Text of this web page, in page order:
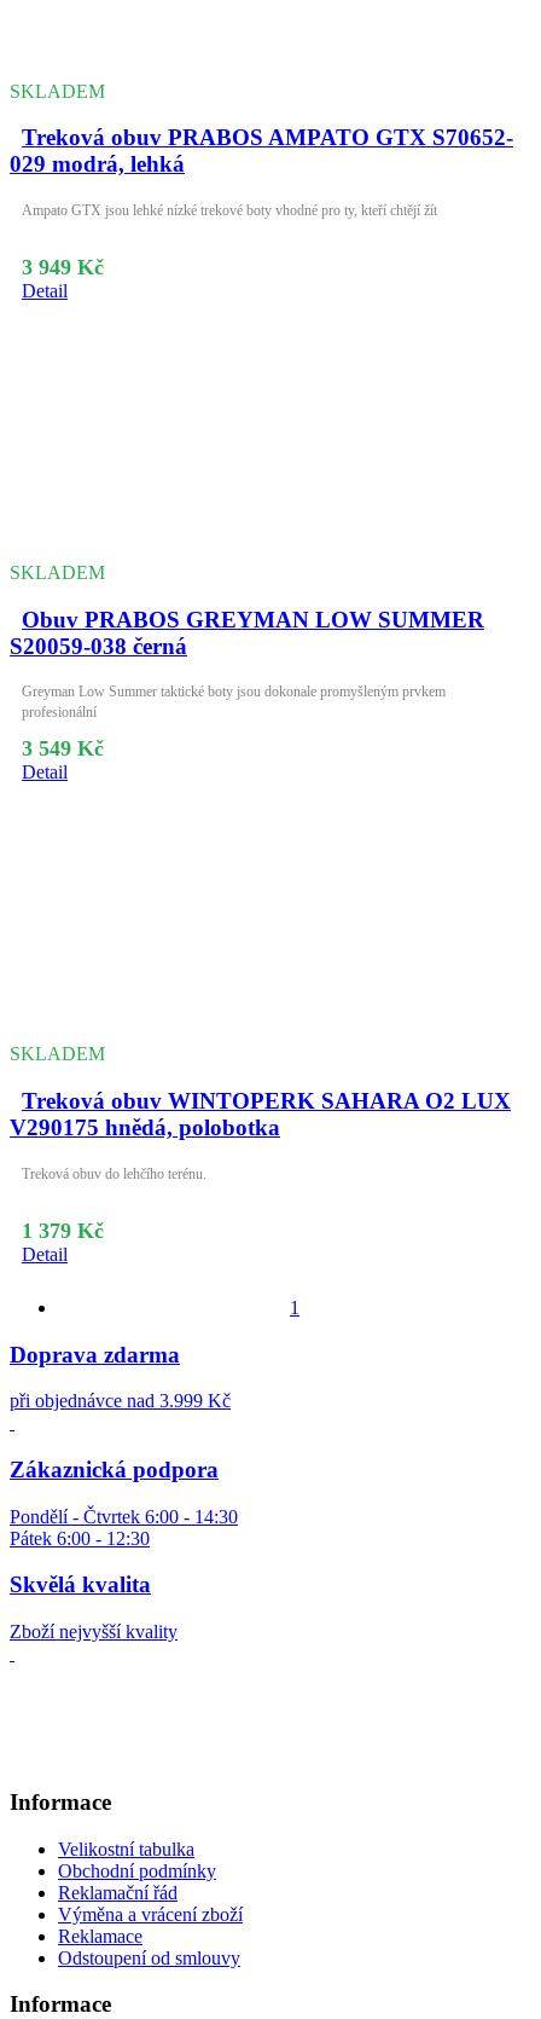
SKLADEM
Treková obuv PRABOS AMPATO GTX S70652-
029 modrá, lehká
Ampato GTX jsou lehké nízké trekové boty vhodné pro ty, kteří chtějí žít
3 949 Kč
Detail
SKLADEM
Obuv PRABOS GREYMAN LOW SUMMER
S20059-038 černá
Greyman Low Summer taktické boty jsou dokonale promyšleným prvkem
profesionální
3 549 Kč
Detail
SKLADEM
Treková obuv WINTOPERK SAHARA O2 LUX
V290175 hnědá, polobotka
Treková obuv do lehčího terénu.
1 379 Kč
Detail
1
Doprava zdarma
při objednávce nad 3.999 Kč
Zákaznická podpora
Pondělí - Čtvrtek 6:00 - 14:30
Pátek 6:00 - 12:30
Skvělá kvalita
Zboží nejvyšší kvality
Informace
Velikostní tabulka
Obchodní podmínky
Reklamační řád
Výměna a vrácení zboží
Reklamace
Odstoupení od smlouvy
Informace